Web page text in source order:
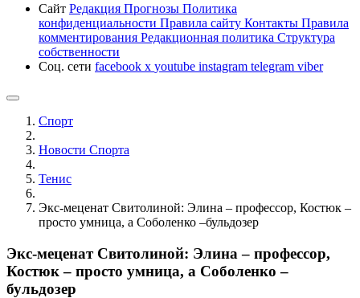
Сайт Редакция Прогнозы Политика
конфиденциальности Правила сайту Контакты Правила
комментирования Редакционная политика Структура
собственности
Соц. сети facebook x youtube instagram telegram viber
Спорт
Новости Cпорта
Тенис
Экс-меценат Свитолиной: Элина – профессор, Костюк –
просто умница, а Соболенко –бульдозер
Экс-меценат Свитолиной: Элина – профессор,
Костюк – просто умница, а Соболенко –
бульдозер